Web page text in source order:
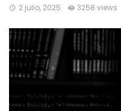
2 julio, 2025 3258 views